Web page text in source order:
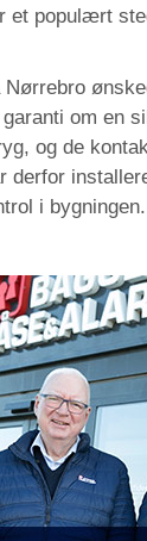
et populært
om en
og de
derfor
i bygningen.